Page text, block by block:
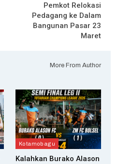
Pemkot Relokasi
Pedagang ke Dalam
Bangunan Pasar 23
Maret
More From Author
Kotamobagu
Kalahkan Burako Alason